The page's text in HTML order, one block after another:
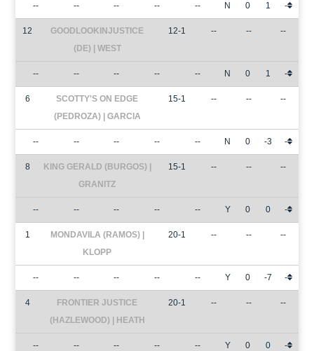
-- -- -- -- -- N 0 1 -
12
GOODLOOKINJUSTICE
(DE) | WEST
12-1 -- -- --
-- -- -- -- -- N 0 1 -
6
SCOTTY'S ON EDGE
(PEDROZA) | GARCIA
15-1 -- -- --
-- -- -- -- -- N 0 -3 -
8
KING GERALD (BURGOS) |
GRANITZ
15-1 -- -- --
-- -- -- -- -- Y 0 0 -
1
MONDAVILA (RAMOS) |
KLOPP
20-1 -- -- --
-- -- -- -- -- Y 0 -7 -
4
FRONTIER JUSTICE
(HAZLEWOOD) | HEATH
20-1 -- -- --
-- -- -- -- -- Y 0 0 -